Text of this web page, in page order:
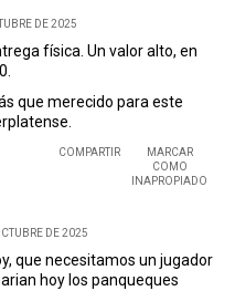
DE 2025
física. Un valor alto, en
que merecido para este
COMPARTIR
MARCAR
COMO
INAPROPIADO
DE 2025
que necesitamos un jugador
hoy los panqueques